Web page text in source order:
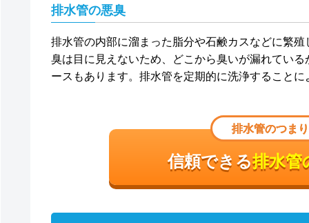
排水管の悪臭
排水管の内部に溜まった脂分や石鹸カスなどに繁
臭は目に見えないため、どこから臭いが漏れてい
ースもあります。排水管を定期的に洗浄すること
排水管のつま
信頼できる排水管